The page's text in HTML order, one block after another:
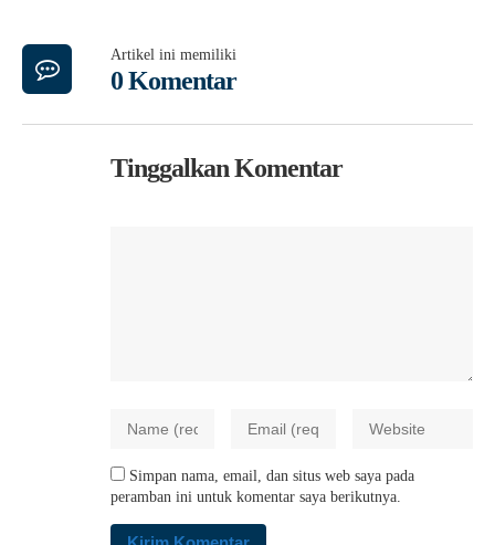
Artikel ini memiliki
0 Komentar
Tinggalkan Komentar
Simpan nama, email, dan situs web saya pada
peramban ini untuk komentar saya berikutnya.